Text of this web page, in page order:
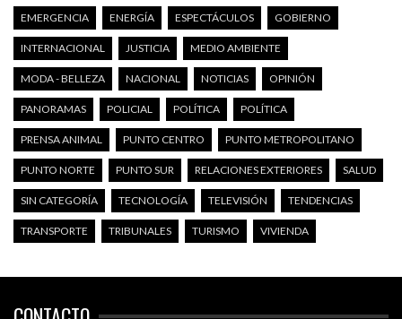
EMERGENCIA ENERGÍA ESPECTÁCULOS GOBIERNO
INTERNACIONAL JUSTICIA MEDIO AMBIENTE
MODA - BELLEZA NACIONAL NOTICIAS OPINIÓN
PANORAMAS POLICIAL POLÍTICA POLÍTICA
PRENSA ANIMAL PUNTO CENTRO PUNTO METROPOLITANO
PUNTO NORTE PUNTO SUR RELACIONES EXTERIORES SALUD
SIN CATEGORÍA TECNOLOGÍA TELEVISIÓN TENDENCIAS
TRANSPORTE TRIBUNALES TURISMO VIVIENDA